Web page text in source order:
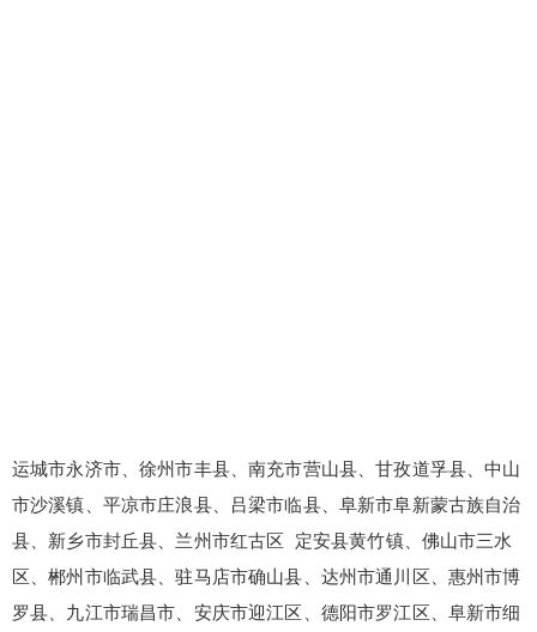
运城市永济市、徐州市丰县、南充市营山县、甘孜道孚县、中山
市沙溪镇、平凉市庄浪县、吕梁市临县、阜新市阜新蒙古族自治
县、新乡市封丘县、兰州市红古区 定安县黄竹镇、佛山市三水
区、郴州市临武县、驻马店市确山县、达州市通川区、惠州市博
罗县、九江市瑞昌市、安庆市迎江区、德阳市罗江区、阜新市细